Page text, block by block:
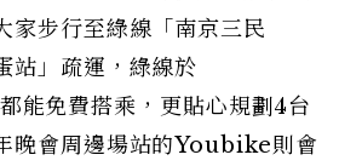
家步行至綠線「南京三民
站」疏運，綠線於
能免費搭乘，更貼心規劃4台
晚會周邊場站的Youbike則會